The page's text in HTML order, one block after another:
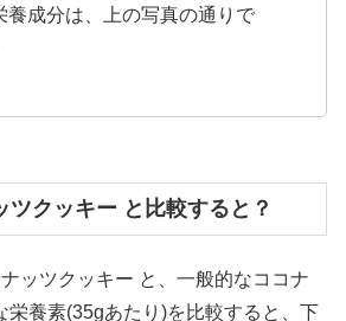
養成分は、上の写真の通りで
ツクッキー と比較すると？
ッツクッキー と、一般的なココナ
栄養素(35gあたり)を比較すると、下